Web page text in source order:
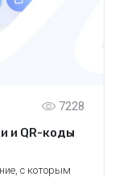
7228
и QR-коды
с которым